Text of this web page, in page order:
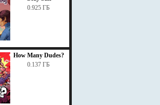
0.925 ГБ
How Many Dudes?
0.137 ГБ